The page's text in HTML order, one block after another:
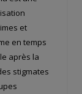
et
en temps
après la
stigmates